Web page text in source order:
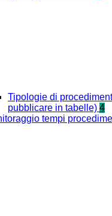
Tipologie di
pubblicare in tabelle) 4
tempi